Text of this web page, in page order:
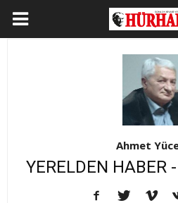
Ahmet
YERELDEN HABER